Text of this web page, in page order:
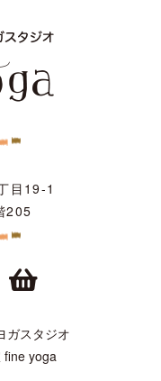
目19-1
205
ガスタジオ
fine yoga